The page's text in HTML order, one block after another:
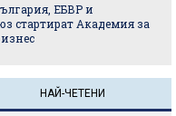
ЕБВР и
стартират Академия за
НАЙ-ЧЕТЕНИ